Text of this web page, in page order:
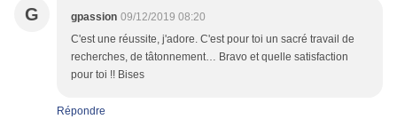
G gpassion 09/12/2019 08:20
C'est une réussite, j'adore. C'est pour toi un sacré travail de
recherches, de tâtonnement… Bravo et quelle satisfaction
pour toi !! Bises
Répondre